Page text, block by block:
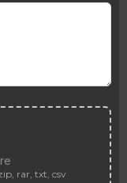
rar, txt, csv